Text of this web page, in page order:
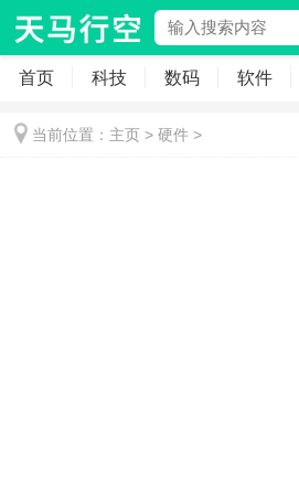
首页 科技 数码 软件
当前位置： 主页 > 硬件 >